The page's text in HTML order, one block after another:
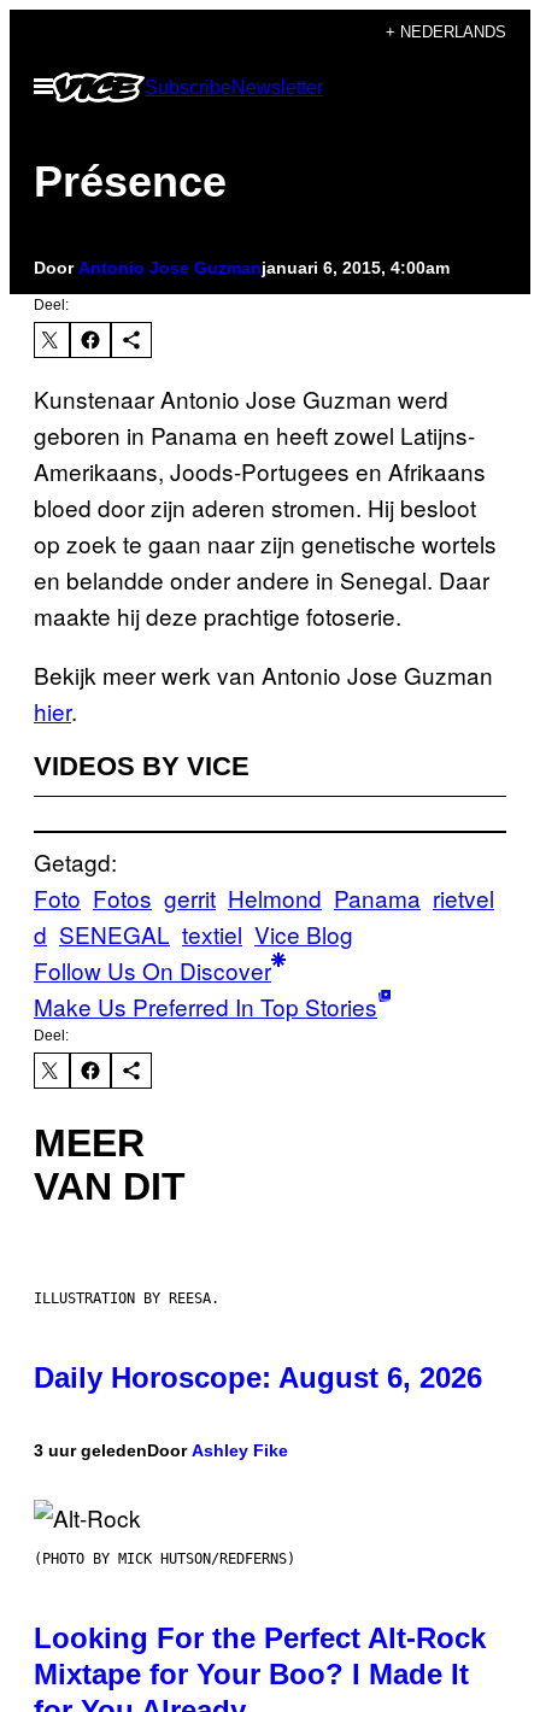
de
+ NEDERLANDS
Open
menu
SubscribeNewsletter
Présence
DoorAntonio Jose Guzmanjanuari 6, 2015, 4:00am
Deel:
Kunstenaar Antonio Jose Guzman werd
geboren in Panama en heeft zowel Latijns-
Amerikaans, Joods-Portugees en Afrikaans
bloed door zijn aderen stromen. Hij besloot
op zoek te gaan naar zijn genetische wortels
en belandde onder andere in Senegal. Daar
maakte hij deze prachtige fotoserie.
Bekijk meer werk van Antonio Jose Guzman
hier.
VIDEOS BY VICE
Getagd:
Foto Fotos gerrit Helmond Panama rietvel
d SENEGAL textiel Vice Blog
Follow Us On Discover
Make Us Preferred In Top Stories
Deel:
MEER
VAN DIT
ILLUSTRATION BY REESA.
Daily Horoscope: August 6, 2026
3 uur geledenDoorAshley Fike
(PHOTO BY MICK HUTSON/REDFERNS)
Looking For the Perfect Alt-Rock
Mixtape for Your Boo? I Made It